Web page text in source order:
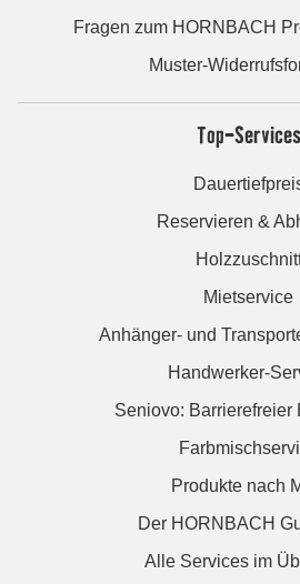
Fragen zum HORNBACH
Muster-
Top-Services
Reservieren &
Mietservice
Anhänger- und
Handwerker-
Seniovo: Barrierefreier
Produkte nach
Der HORNBACH
Alle Services im